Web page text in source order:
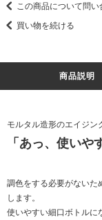
この商品について問い
買い物を続ける
商品説明
モルタル造形のエイジン
「あっ、使いや
調色をする必要がないた
します。
使いやすい細口ボトルに